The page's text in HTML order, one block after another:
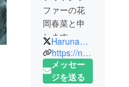
ファーの花
岡春菜と申
します。
写真集を
ちょくちょ
く制作させ
HarunaHanaoka
https://noaharu.wixsite.com/harunahanaoka
メッセー
ジを送る